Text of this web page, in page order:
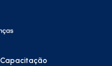
Capacitação